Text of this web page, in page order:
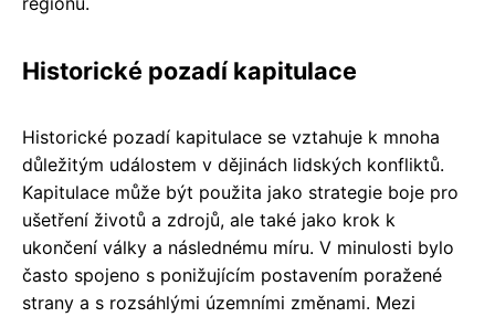
Historické pozadí kapitulace
Historické pozadí kapitulace se vztahuje k mnoha
důležitým událostem v dějinách lidských konfliktů.
Kapitulace může být použita jako strategie boje pro
ušetření životů a zdrojů, ale také jako krok k
ukončení války a následnému míru. V minulosti bylo
často spojeno s ponižujícím postavením poražené
strany a s rozsáhlými územními změnami. Mezi